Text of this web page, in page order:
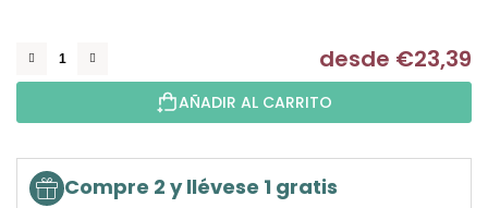
desde €23,39
AÑADIR AL CARRITO
Compre 2 y llévese 1 gratis